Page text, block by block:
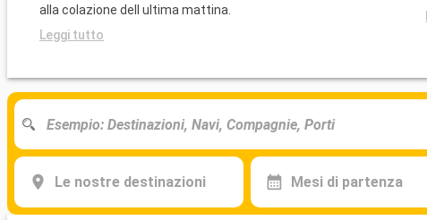
alla colazione dell ultima mattina.
Leggi tutto
Le nostre destinazioni Mesi di partenza